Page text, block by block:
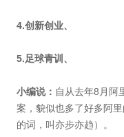
4.创新创业、
5.足球青训、
小编说： 自从去年8月阿
案，貌似也多了好多阿
的词，叫亦步亦趋）。